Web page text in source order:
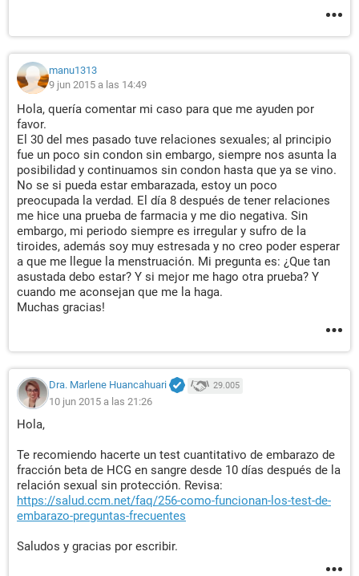
manu1313
9 jun 2015 a las 14:49
Hola, quería comentar mi caso para que me ayuden por
favor.
El 30 del mes pasado tuve relaciones sexuales; al principio
fue un poco sin condon sin embargo, siempre nos asunta la
posibilidad y continuamos sin condon hasta que ya se vino.
No se si pueda estar embarazada, estoy un poco
preocupada la verdad. El día 8 después de tener relaciones
me hice una prueba de farmacia y me dio negativa. Sin
embargo, mi periodo siempre es irregular y sufro de la
tiroides, además soy muy estresada y no creo poder esperar
a que me llegue la menstruación. Mi pregunta es: ¿Que tan
asustada debo estar? Y si mejor me hago otra prueba? Y
cuando me aconsejan que me la haga.
Muchas gracias!
Dra. Marlene Huancahuari 29.005
10 jun 2015 a las 21:26
Hola,
Te recomiendo hacerte un test cuantitativo de embarazo de
fracción beta de HCG en sangre desde 10 días después de la
relación sexual sin protección. Revisa:
https://salud.ccm.net/faq/256-como-funcionan-los-test-de-
embarazo-preguntas-frecuentes
Saludos y gracias por escribir.